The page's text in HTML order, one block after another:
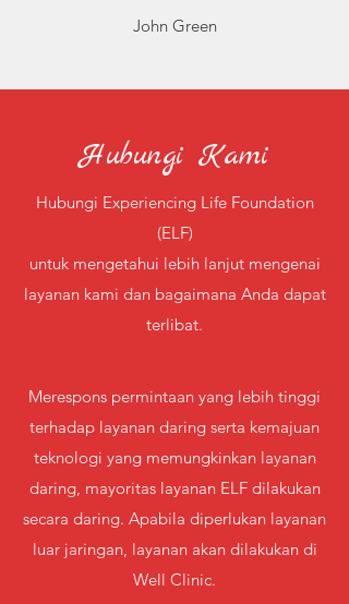
John Green
Hubungi Kami
Hubungi Experiencing Life Foundation
(ELF)
untuk mengetahui lebih lanjut mengenai
layanan kami dan bagaimana Anda dapat
terlibat.
Merespons permintaan yang lebih tinggi
terhadap layanan daring serta kemajuan
teknologi yang memungkinkan layanan
daring, mayoritas layanan ELF dilakukan
secara daring. Apabila diperlukan layanan
luar jaringan, layanan akan dilakukan di
Well Clinic.